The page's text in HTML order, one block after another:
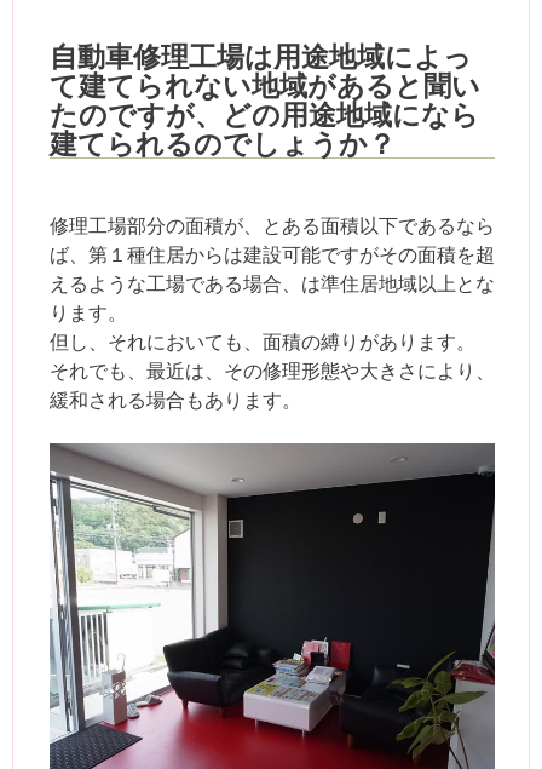
自動車修理工場は用途地域によっ
て建てられない地域があると聞い
たのですが、どの用途地域になら
建てられるのでしょうか？
修理工場部分の面積が、とある面積以下であるなら
ば、第１種住居からは建設可能ですがその面積を超
えるような工場である場合、は準住居地域以上とな
ります。
但し、それにおいても、面積の縛りがあります。
それでも、最近は、その修理形態や大きさにより、
緩和される場合もあります。